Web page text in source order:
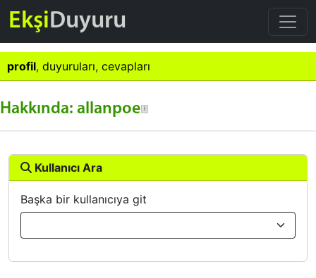
EkşiDuyuru
profil, duyuruları, cevapları
Hakkında: allanpoe
Kullanıcı Ara
Başka bir kullanıcıya git